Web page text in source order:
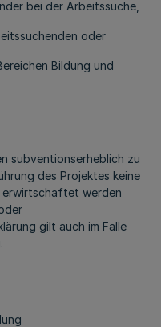
bei der Arbeitssuche,
oder
Bildung und
subventionserheblich zu
des Projektes keine
erwirtschaftet werden
gilt auch im Falle